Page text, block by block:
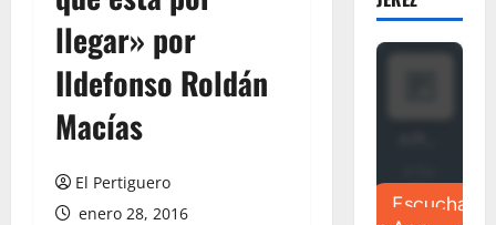
llegar» por
Ildefonso Roldán
Macías
El Pertiguero
enero 28, 2016